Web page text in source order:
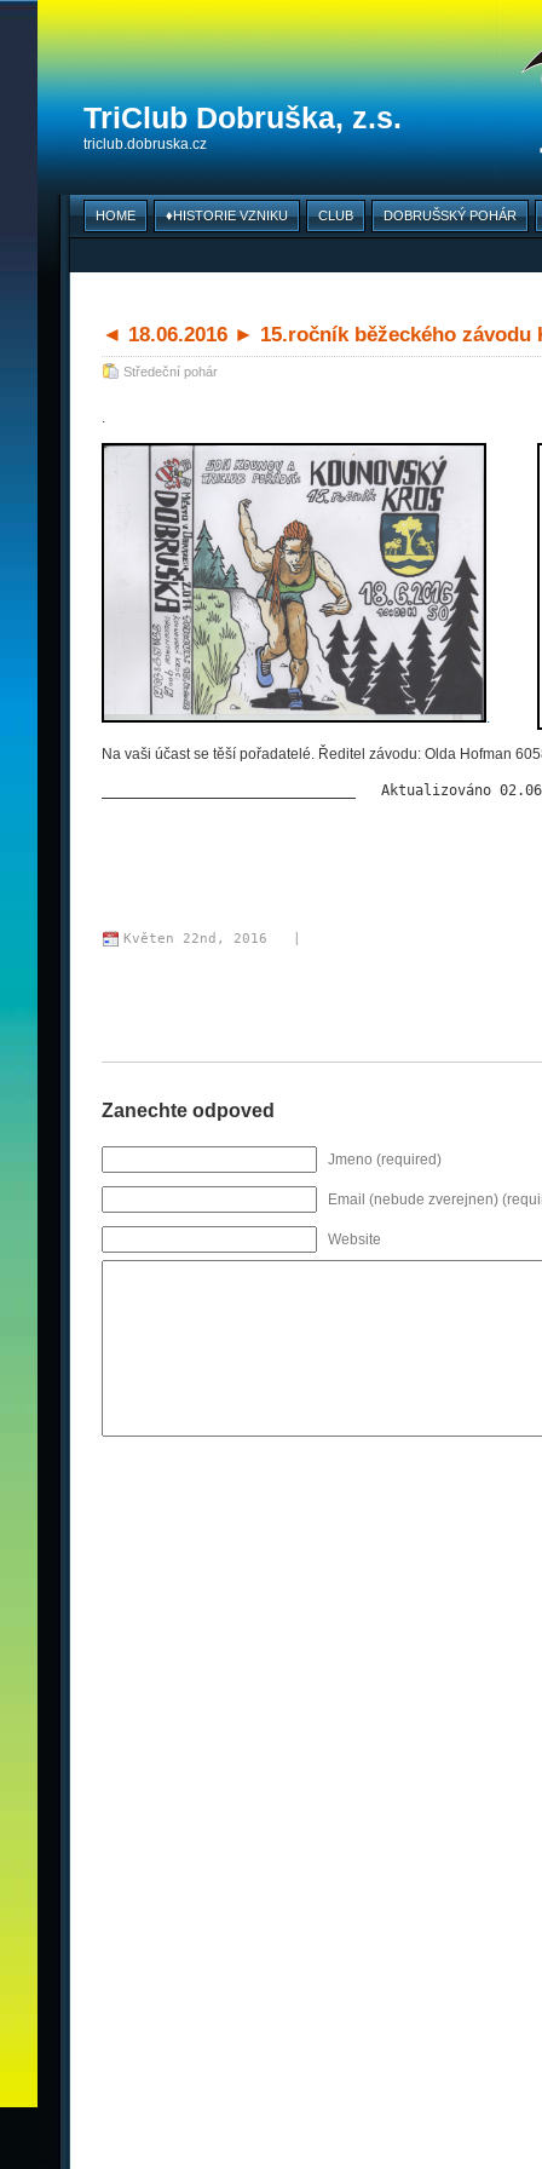
TriClub Dobruška, z.s.
triclub.dobruska.cz
HOME ♦HISTORIE VZNIKU CLUB DOBRUŠSKÝ POHÁR
◄ 18.06.2016 ► 15.ročník běžeckého závodu
Středeční pohár
.
.
Na vaši účast se těší pořadatelé. Ředitel závodu: Olda Hofman
Aktualizováno
Květen 22nd, 2016
Zanechte odpoved
Jmeno (required)
Email (nebude zverejnen)
Website